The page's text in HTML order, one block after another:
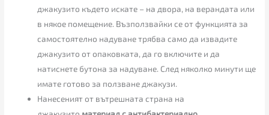
джакузито където искате – на двора, на верандата или
в някое помещение. Възползвайки се от функцията за
самостоятелно надуване трябва само да извадите
джакузито от опаковката, да го включите и да
натиснете бутона за надуване. След няколко минути ще
имате готово за ползване джакузи.
Нанесеният от вътрешната страна на